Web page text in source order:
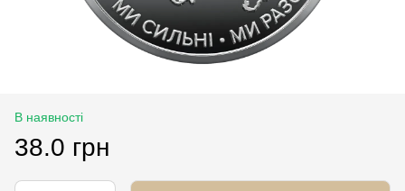
В наявності
38.0 грн